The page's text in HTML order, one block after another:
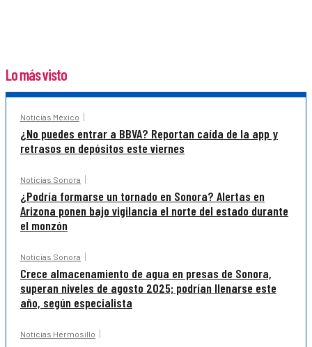
Lo más visto
Noticias México
¿No puedes entrar a BBVA? Reportan caída de la app y
retrasos en depósitos este viernes
Noticias Sonora
¿Podría formarse un tornado en Sonora? Alertas en
Arizona ponen bajo vigilancia el norte del estado durante
el monzón
Noticias Sonora
Crece almacenamiento de agua en presas de Sonora,
superan niveles de agosto 2025; podrían llenarse este
año, según especialista
Noticias Hermosillo